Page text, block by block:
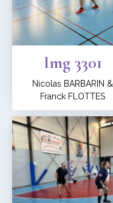
Img 3301
Nicolas BARBARIN &
Franck FLOTTES